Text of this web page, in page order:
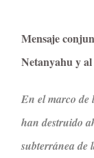
Mensaje
Netanyahu y
En el marco
han destruido
subterránea de